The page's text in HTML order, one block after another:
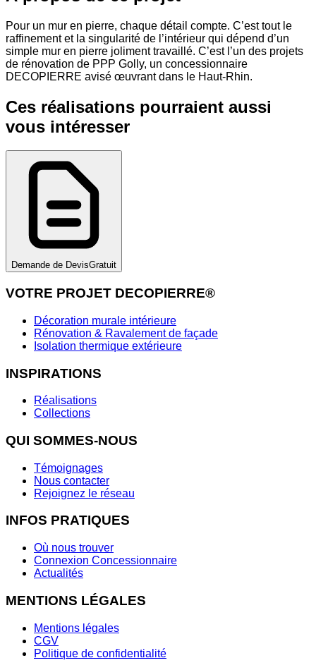
Pour un mur en pierre, chaque détail compte. C’est tout le
raffinement et la singularité de l’intérieur qui dépend d’un
simple mur en pierre joliment travaillé. C’est l’un des projets
de rénovation de PPP Golly, un concessionnaire
DECOPIERRE avisé œuvrant dans le Haut-Rhin.
Ces réalisations pourraient aussi
vous intéresser
Demande de DevisGratuit
VOTRE PROJET DECOPIERRE®
Décoration murale intérieure
Rénovation & Ravalement de façade
Isolation thermique extérieure
INSPIRATIONS
Réalisations
Collections
QUI SOMMES-NOUS
Témoignages
Nous contacter
Rejoignez le réseau
INFOS PRATIQUES
Où nous trouver
Connexion Concessionnaire
Actualités
MENTIONS LÉGALES
Mentions légales
CGV
Politique de confidentialité